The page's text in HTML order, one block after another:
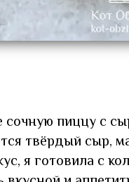
сочную пиццу с
твёрдый сыр,
я готовила с